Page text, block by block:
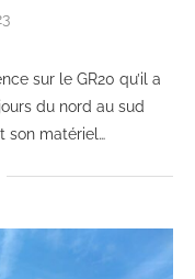
sur le GR20 qu’il a
du nord au sud
son matériel…